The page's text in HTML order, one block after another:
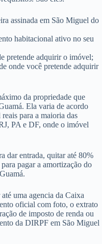
um programa oferecido
instituições financeiras
pagadores em São Miguel do
o seu Fundo de Garantia
compra de um imóvel em
imobiliário. Para isso é
São eles:
habitacional ativo no seu
onde você pretende adquirir
da propriedade que
Ela varia de acordo